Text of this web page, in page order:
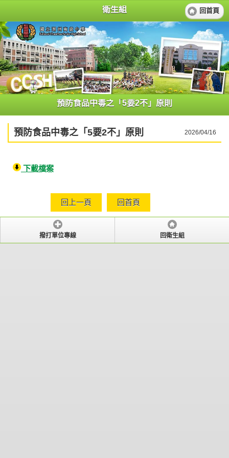
衛生組 回首頁
預防食品中毒之「5要2不」原則
預防食品中毒之「5要2不」原則 2026/04/16
下載檔案
回上一頁 回首頁
撥打單位專線 回衛生組